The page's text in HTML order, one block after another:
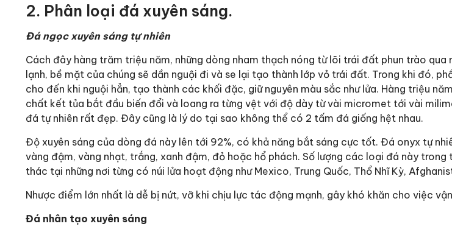
2. Phân loại đá xuyên sáng.
Đá ngọc xuyên sáng tự nhiên
Cách đây hàng trăm triệu năm, những dòng nham thạch nóng từ lõi trái đất phun trào qua
lạnh, bề mặt của chúng sẽ dần nguội đi và se lại tạo thành lớp vỏ trái đất. Trong khi đó,
cho đến khi nguội hẳn, tạo thành các khối đặc, giữ nguyên màu sắc như lửa. Hàng triệu
chất kết tủa bắt đầu biến đổi và loang ra từng vệt với độ dày từ vài micromet tới vài
đá tự nhiên rất đẹp. Đây cũng là lý do tại sao không thể có 2 tấm đá giống hệt nhau.
Độ xuyên sáng của dòng đá này lên tới 92%, có khả năng bắt sáng cực tốt. Đá onyx tự
vàng đậm, vàng nhạt, trắng, xanh đậm, đỏ hoặc hổ phách. Số lượng các loại đá này trong
thác tại những nơi từng có núi lửa hoạt động như Mexico, Trung Quốc, Thổ Nhĩ Kỳ,
Nhược điểm lớn nhất là dễ bị nứt, vỡ khi chịu lực tác động mạnh, gây khó khăn cho việc
Đá nhân tạo xuyên sáng